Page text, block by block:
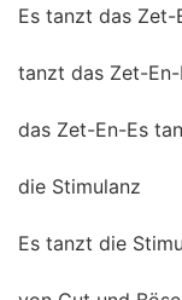
Es tanzt das Zet-
tanzt das Zet-
das Zet-En-Es
die Stimulanz
Es tanzt die